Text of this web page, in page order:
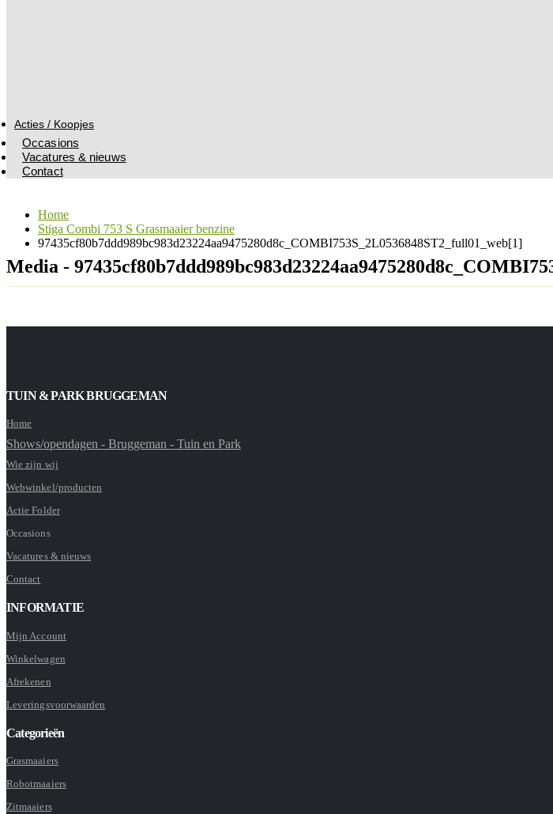
Acties / Koopjes
Occasions
Vacatures & nieuws
Contact
Home
Stiga Combi 753 S Grasmaaier benzine
97435cf80b7ddd989bc983d23224aa9475280d8c_COMBI753S_2L0536848ST2_full01_web[1]
Media -
TUIN & PARK BRUGGEMAN
Home
Shows/opendagen - Bruggeman - Tuin en Park
Wie zijn wij
Webwinkel/producten
Actie Folder
Occasions
Vacatures & nieuws
Contact
INFORMATIE
Mijn Account
Winkelwagen
Afrekenen
Leveringsvoorwaarden
Categorieën
Grasmaaiers
Robotmaaiers
Zitmaaiers